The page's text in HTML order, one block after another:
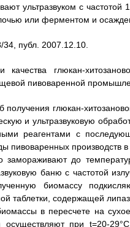
ультразвуком с частотой
или ферментом и
публ. 2007.12.10.
глюкан-
пивоваренной
получения глюкан-
и ультразвуковую
реагентами с
пивоваренных производств
до
баню с частотой
биомассу
таблетки, содержащей
в пересчете на
при t=20-